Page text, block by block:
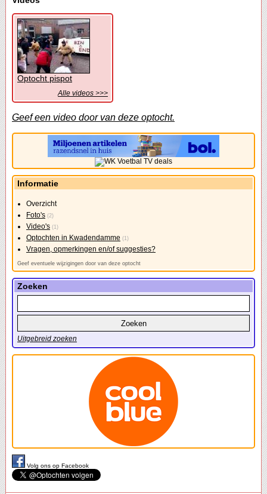
Optocht pispot
Alle videos >>>
Geef een video door van deze optocht.
Informatie
Overzicht
Foto's (2)
Video's (1)
Optochten in Kwadendamme (1)
Vragen, opmerkingen en/of suggesties?
Geef eventuele wijzigingen door van deze optocht
Zoeken
Uitgebreid zoeken
Volg ons op Facebook